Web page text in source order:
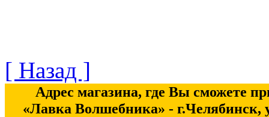
[ Назад ]
Адрес магазина, где Вы сможете
«Лавка Волшебника» - г.Челябинск,